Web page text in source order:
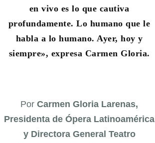
en vivo es lo que cautiva
profundamente. Lo humano que le
habla a lo humano. Ayer, hoy y
siempre», expresa Carmen Gloria.
PorCarmen Gloria Larenas,
Presidenta de Ópera Latinoamérica
y Directora General Teatro